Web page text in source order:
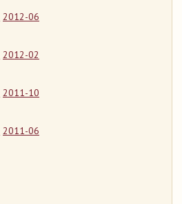
2012-06
2012-02
2011-10
2011-06